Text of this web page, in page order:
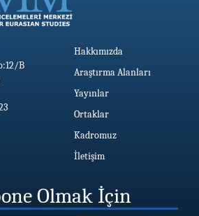
B
Hakkımızda
Araştırma Alanları
Yayınlar
Ortaklar
Kadromuz
İletişim
Olmak İçin